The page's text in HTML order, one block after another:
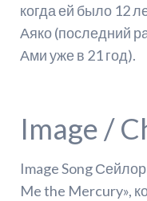
когда ей было 12
Аяко (последний
Ами уже в 21 год).
Image /
Image Song
Me the Mercury»,